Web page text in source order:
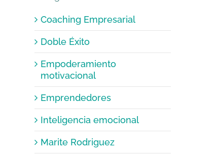
Coaching Empresarial
Doble Éxito
Empoderamiento
motivacional
Emprendedores
Inteligencia emocional
Marite Rodriguez